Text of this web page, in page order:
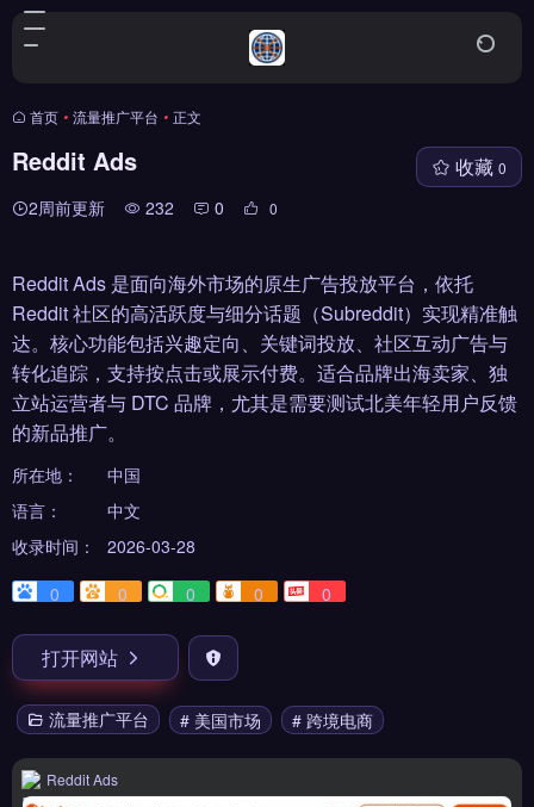
首页 • 流量推广平台 • 正文
Reddit Ads
2周前更新 232 0 0
收藏 0
Reddit Ads 是面向海外市场的原生广告投放平台，依托
Reddit 社区的高活跃度与细分话题（Subreddit）实现精准触
达。核心功能包括兴趣定向、关键词投放、社区互动广告与
转化追踪，支持按点击或展示付费。适合品牌出海卖家、独
立站运营者与 DTC 品牌，尤其是需要测试北美年轻用户反馈
的新品推广。
所在地：
中国
语言：
中文
收录时间：
2026-03-28
0
0 0 0 0
打开网站
流量推广平台 # 美国市场 # 跨境电商
Reddit Ads